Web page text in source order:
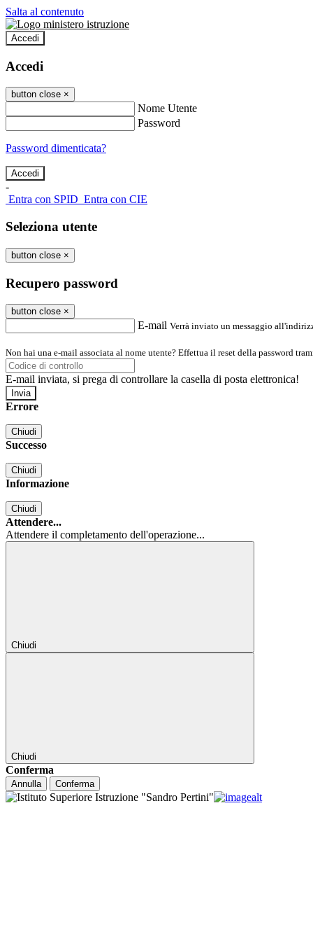
Salta al contenuto
Accedi
Accedi
button close ×
Nome Utente
Password
Password dimenticata?
-
Entra con SPID Entra con CIE
Seleziona utente
button close ×
Recupero password
button close ×
E-mail Verrà inviato un messaggio
Non hai una e-mail associata al nome utente? Effettua il reset della password
E-mail inviata, si prega di controllare la casella di posta elettronica!
Errore
Chiudi
Successo
Chiudi
Informazione
Chiudi
Attendere...
Attendere il completamento dell'operazione...
Chiudi
Chiudi
Conferma
Annulla Conferma